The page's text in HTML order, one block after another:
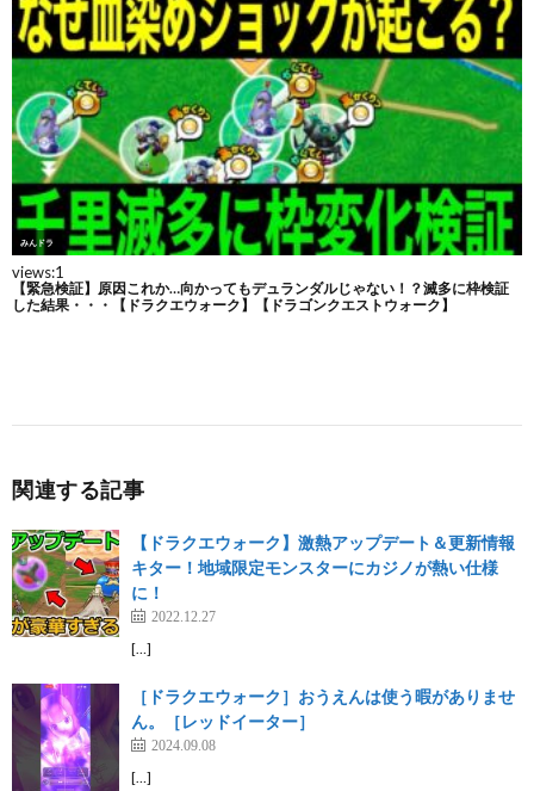
関連する記事
【ドラクエウォーク】激熱アップデート＆更新情報
キター！地域限定モンスターにカジノが熱い仕様
に！
2022.12.27
[…]
［ドラクエウォーク］おうえんは使う暇がありませ
ん。［レッドイーター］
2024.09.08
[…]